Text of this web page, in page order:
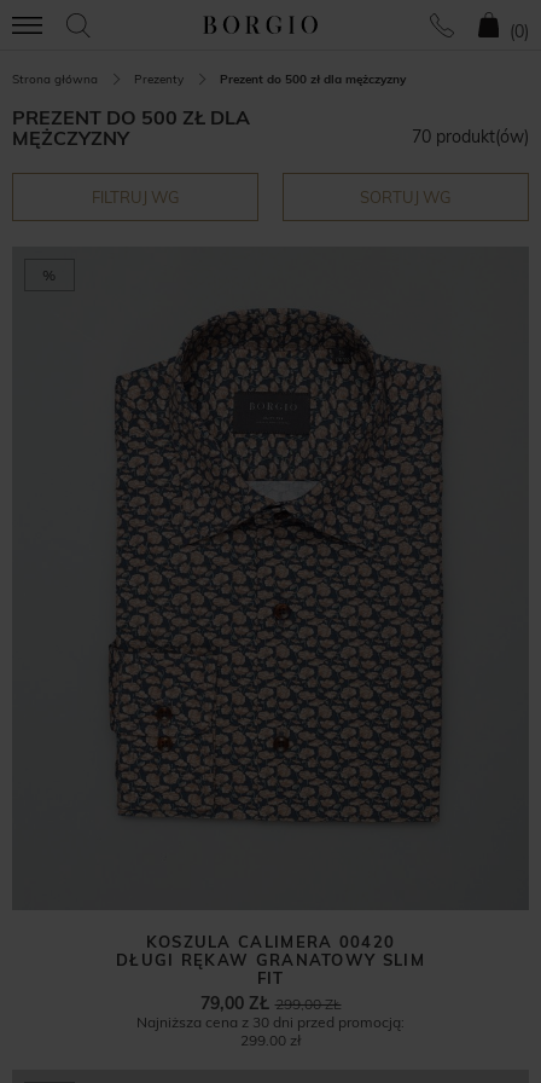
(0)
Strona główna Prezenty Prezent do 500 zł dla mężczyzny
PREZENT DO 500 ZŁ DLA
MĘŻCZYZNY
FILTRUJ WG SORTUJ WG
70 produkt(ów)
%
KOSZULA CALIMERA 00420
DŁUGI RĘKAW GRANATOWY SLIM
FIT
299,00 ZŁ
79,00 ZŁ
Najniższa cena z 30 dni przed promocją:
299,00 zł